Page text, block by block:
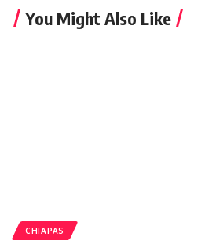
You Might Also Like
CHIAPAS